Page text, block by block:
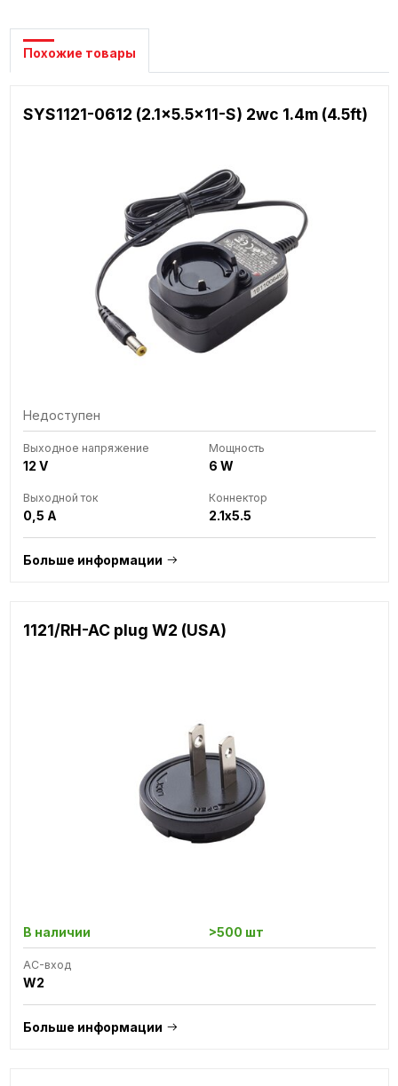
Похожие товары
SYS1121-0612 (2.1x5.5x11-S) 2wc 1.4m (4.5ft)
Недоступен
Выходное напряжение
12 V
Мощность
6 W
Выходной ток
0,5 A
Коннектор
2.1x5.5
Больше информации
1121/RH-AC plug W2 (USA)
В наличии >500 шт
AC-вход
W2
Больше информации